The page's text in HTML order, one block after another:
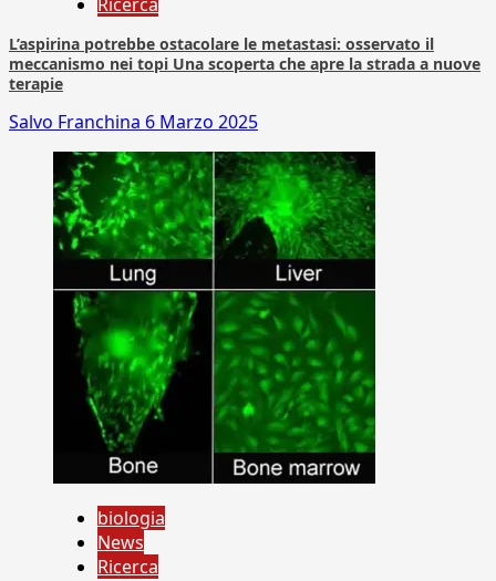
L’aspirina potrebbe ostacolare le metastasi: osservato il
meccanismo nei topi Una scoperta che apre la strada a nuove
terapie
Salvo Franchina 6 Marzo 2025
biologia
News
Ricerca